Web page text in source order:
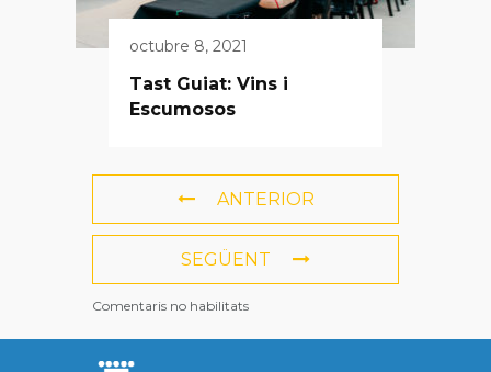
octubre 8, 2021
Tast Guiat: Vins i
Escumosos
ANTERIOR
SEGÜENT
Comentaris no habilitats